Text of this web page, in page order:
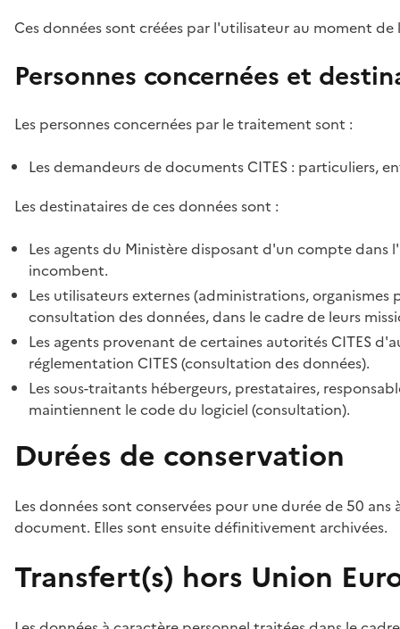
Ces données sont créées par l'utilisateur au moment
Personnes concernées et
Les personnes concernées par le traitement sont :
Les demandeurs de documents CITES : particuliers,
Les destinataires de ces données sont :
Les agents du Ministère disposant d'un compte
incombent.
Les utilisateurs externes (administrations,
consultation des données, dans le cadre de leurs
Les agents provenant de certaines autorités CITES
réglementation CITES (consultation des données).
Les sous-traitants hébergeurs, prestataires,
maintiennent le code du logiciel (consultation).
Durées de conservation
Les données sont conservées pour une durée de 50
document. Elles sont ensuite définitivement archivées.
Transfert(s) hors Union